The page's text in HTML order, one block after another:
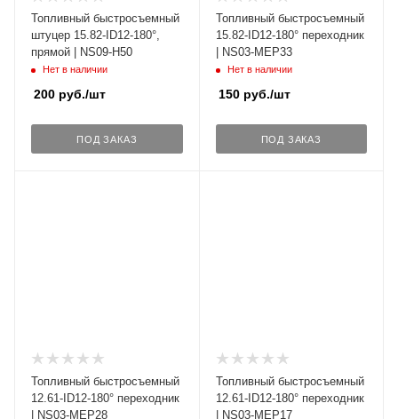
Топливный быстросъемный
штуцер 15.82-ID12-180°,
прямой | NS09-H50
Нет в наличии
200 руб./шт
ПОД ЗАКАЗ
Топливный быстросъемный
15.82-ID12-180° переходник
| NS03-MEP33
Нет в наличии
150руб./шт
ПОД ЗАКАЗ
Топливный быстросъемный
12.61-ID12-180° переходник
| NS03-MEP28
Топливный быстросъемный
12.61-ID12-180° переходник
| NS03-MEP17